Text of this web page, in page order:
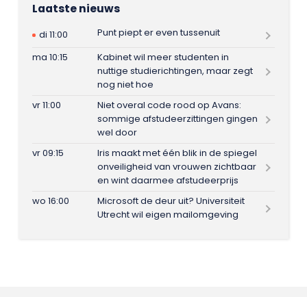
Laatste nieuws
di 11:00
Punt piept er even tussenuit
ma 10:15
Kabinet wil meer studenten in
nuttige studierichtingen, maar zegt
nog niet hoe
vr 11:00
Niet overal code rood op Avans:
sommige afstudeerzittingen gingen
wel door
vr 09:15
Iris maakt met één blik in de spiegel
onveiligheid van vrouwen zichtbaar
en wint daarmee afstudeerprijs
wo 16:00
Microsoft de deur uit? Universiteit
Utrecht wil eigen mailomgeving